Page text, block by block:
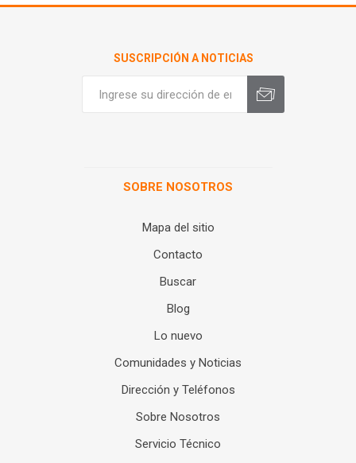
SUSCRIPCIÓN A NOTICIAS
SOBRE NOSOTROS
Mapa del sitio
Contacto
Buscar
Blog
Lo nuevo
Comunidades y Noticias
Dirección y Teléfonos
Sobre Nosotros
Servicio Técnico